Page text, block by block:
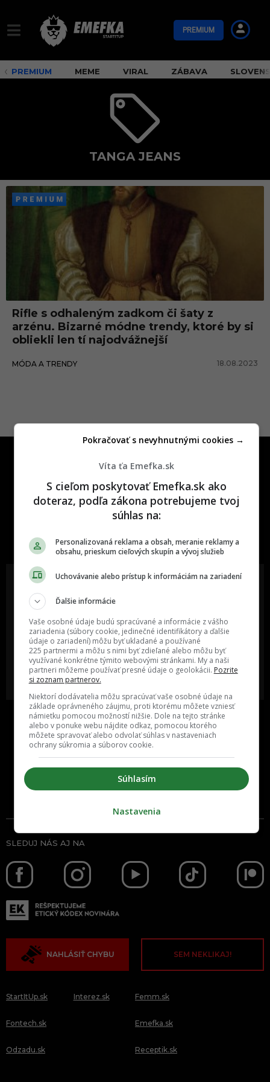
PREMIUM
PREMIUM MEME VIRAL ZÁBAVA
TANGA JEANS
t
a
e
a
n
s
Rifle s odhaleným zadkom či šaty z
arzénu. Bizarné módne trendy, ktoré by si
obliekli len tí najodvážnejší
MÓDA A TRENDY 18.08.2023
One time najzábavnejšie miesto na
najzabávnejšie miesto na svete
Oslov reklamou viac ako milión
ľudí v rôznych vekových
kategóriách a na rôznych
sociálnych sieťach a nakopni svoj
biznis alebo produkt.
MÁM ZÁUJEM O
SPOLUPRÁCU
poznáš niekoho, o kom by sme
mali určite napísať?
POŠLI NÁM TIP NA ČLÁNOK
Inzercia Cenník
SLEDUJ NÁS AJ NA
NAHLÁSIŤ CHYBU SEM NEKLIKAJ!
StartItUp.sk
Fontech.sk
Odzadu.sk
Interez.sk Femm.sk
Emefka.sk
Receptik.sk
Víta ťa Emefka.sk
S cieľom poskytovať Emefka.sk ako
doteraz, podľa zákona potrebujeme tvoj
súhlas na:
Personalizovaná reklama a obsah, meranie reklamy a
obsahu, prieskum cieľových skupín a vývoj služieb
Uchovávanie alebo prístup k informáciám na zariadení
Ďalšie informácie
Vaše osobné údaje budú spracúvané a informácie z vášho
zariadenia (súbory cookie, jedinečné identifikátory a ďalšie
údaje o zariadení) môžu byť ukladané a používané
225 partnermi a môžu s nimi byť zdieľané alebo môžu byť
využívané konkrétne týmito webovými stránkami. My a naši
partneri môžeme používať presné údaje o geolokácii. Pozrite
si zoznam partnerov.
Niektorí dodávatelia môžu spracúvať vaše osobné údaje na
základe oprávneného záujmu, proti ktorému môžete vzniesť
námietku pomocou možností nižšie. Dole na tejto stránke
alebo v ponuke webu nájdite odkaz, pomocou ktorého
môžete spravovať alebo odvolať súhlas v nastaveniach
ochrany súkromia a súborov cookie.
Súhlasím
Pokračovať s nevyhnutnými cookies →
Nastavenia